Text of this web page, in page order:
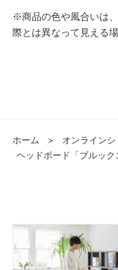
※商品の色や風合いは
際とは異なって見える
ホーム ＞ オンライン
ヘッドボード「ブルック